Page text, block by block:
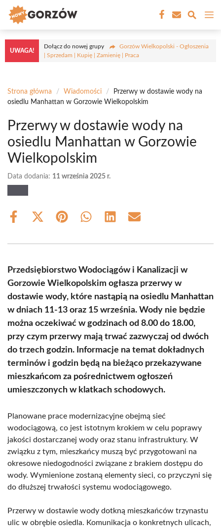
Przejdź
treści
UWAGA!
Dołącz do nowej grupy
Gorzów Wielkopolski - Ogłoszenia
| Sprzedam | Kupię | Zamienię | Praca
Strona główna / Wiadomości /
Przerwy w dostawie wody na
osiedlu Manhattan w Gorzowie Wielkopolskim
Przerwy w dostawie wody na
osiedlu Manhattan w Gorzowie
Wielkopolskim
Data dodania: 11 września 2025 r.
Share
Share
(Twitter)
Share Share Share Share
Przedsiębiorstwo Wodociągów i Kanalizacji w
Gorzowie Wielkopolskim ogłasza przerwy w
dostawie wody, które nastąpią na osiedlu Manhattan
w dniach 11-13 oraz 15 września. Wody nie będzie
można oczekiwać w godzinach od 8.00 do 18.00,
przy czym przerwy mają trwać zazwyczaj od dwóch
do trzech godzin. Informacje na temat dokładnych
terminów i godzin będą na bieżąco przekazywane
mieszkańcom za pośrednictwem ogłoszeń
umieszczonych w klatkach schodowych.
Planowane prace modernizacyjne obejmą sieć
wodociągową, co jest istotnym krokiem w celu poprawy
jakości dostarczanej wody oraz stanu infrastruktury. W
związku z tym, mieszkańcy muszą być przygotowani na
okresowe niedogodności związane z brakiem dostępu do
wody. Wymienione zostaną elementy sieci, co przyczyni się
do dłuższej trwałości systemu wodociągowego.
Przerwy w dostawie wody dotkną mieszkańców trzynastu
ulic w obrębie osiedla. Komunikacja o konkretnych ulicach,